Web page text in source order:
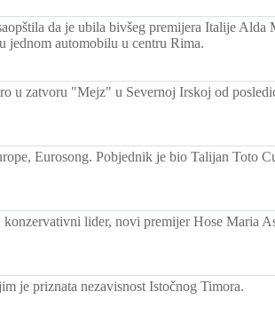
da je ubila bivšeg premijera Italije Alda
jednom automobilu u centru Rima.
u zatvoru "Mejz" u Severnoj Irskoj od
Eurosong. Pobjednik je bio Talijan Toto
lider, novi premijer Hose Maria
je priznata nezavisnost Istočnog Timora.